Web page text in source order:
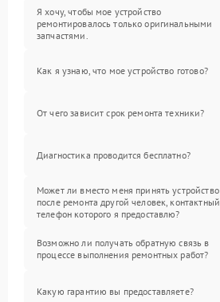
Я хочу, чтобы мое устройство
ремонтировалось только оригинальными
запчастями.
Как я узнаю, что мое устройство готово?
От чего зависит срок ремонта техники?
Диагностика проводится бесплатно?
Может ли вместо меня принять устройство
после ремонта другой человек, контактный
телефон которого я предоставлю?
Возможно ли получать обратную связь в
процессе выполнения ремонтных работ?
Какую гарантию вы предоставляете?